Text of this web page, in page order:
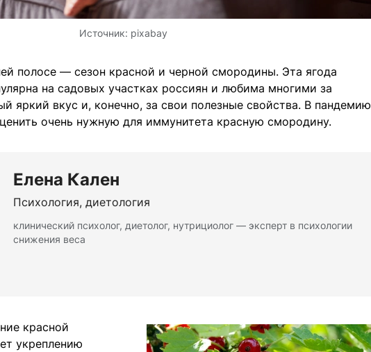
Источник: pixabay
полосе — сезон красной и черной смородины. Эта ягода
на садовых участках россиян и любима многими за
яркий вкус и, конечно, за свои полезные свойства. В пандемию
очень нужную для иммунитета красную смородину.
Елена Кален
Психология, диетология
клинический психолог, диетолог, нутрициолог — эксперт в психологии
снижения веса
красной
укреплению